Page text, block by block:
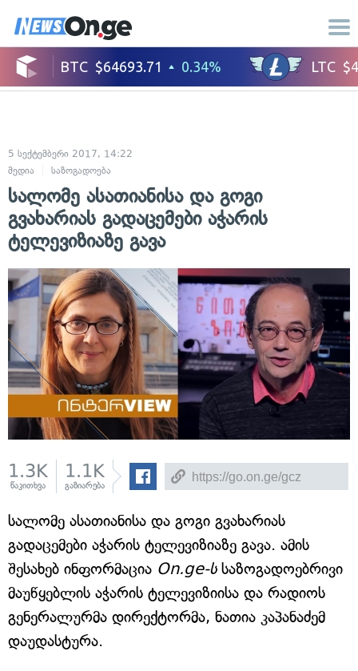
5 სექტემბერი 2017, 14:22
მედია
საზოგადოება
სალომე ასათიანისა და გოგი
გვახარიას გადაცემები აჭარის
ტელევიზიაზე გავა
1.3K
წაკითხვა
1.1K
გაზიარება
სალომე ასათიანისა და გოგი გვახარიას
გადაცემები აჭარის ტელევიზიაზე გავა. ამის
შესახებ ინფორმაცია On.ge-სსაზოგადოებრივი
მაუწყებლის აჭარის ტელევიზიისა და რადიოს
გენერალურმა დირექტორმა, ნათია კაპანაძემ
დაუდასტურა.